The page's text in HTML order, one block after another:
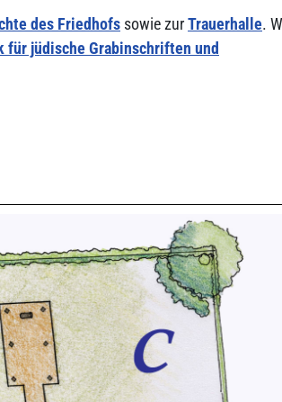
des Friedhofs sowie zurTrauerhalle.
für jüdische Grabinschriften und